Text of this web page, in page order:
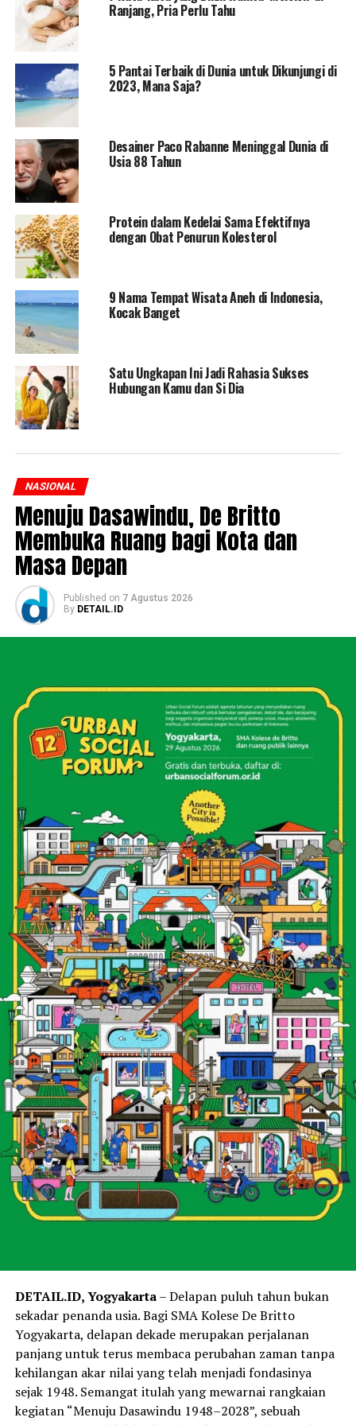
Ranjang, Pria Perlu Tahu
5 Pantai Terbaik di Dunia untuk Dikunjungi di
2023, Mana Saja?
Desainer Paco Rabanne Meninggal Dunia di
Usia 88 Tahun
Protein dalam Kedelai Sama Efektifnya
dengan Obat Penurun Kolesterol
9 Nama Tempat Wisata Aneh di Indonesia,
Kocak Banget
Satu Ungkapan Ini Jadi Rahasia Sukses
Hubungan Kamu dan Si Dia
NASIONAL
Menuju Dasawindu, De Britto
Membuka Ruang bagi Kota dan
Masa Depan
Published on 7 Agustus 2026
By DETAIL.ID
DETAIL.ID, Yogyakarta– Delapan puluh tahun bukan
sekadar penanda usia. Bagi SMA Kolese De Britto
Yogyakarta, delapan dekade merupakan perjalanan
panjang untuk terus membaca perubahan zaman tanpa
kehilangan akar nilai yang telah menjadi fondasinya
sejak 1948. Semangat itulah yang mewarnai rangkaian
kegiatan “Menuju Dasawindu 1948–2028”, sebuah